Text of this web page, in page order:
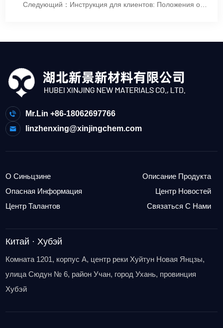
Следующий： Инструкция для клиентов: Положения о
Mr.Lin +86-18062697766
linzhenxing@xinjingchem.com
О Синьцзине
Описание Продукта
Опасная Информация
Центр Новостей
Центр Талантов
Связаться С Нами
Китай · Хубэй
Комната 1201, корпус A, центр реки Хуйтун Новая Янцзы,
улица Сюдун № 6, район Учан, город Ухань, провинция
Хубэй